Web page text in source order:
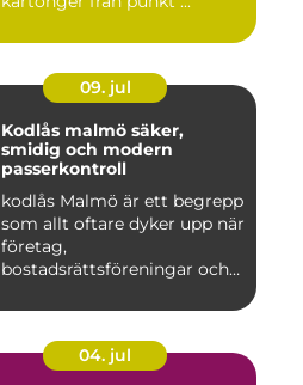
09. jul
Kodlås malmö säker,
smidig och modern
passerkontroll
kodlås Malmö är ett begrepp
som allt oftare dyker upp när
företag,
bostadsrättsföreningar och
04. jul